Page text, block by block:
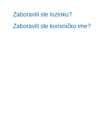
Zaboravili ste lozinku?
Zaboravili ste korisničko ime?